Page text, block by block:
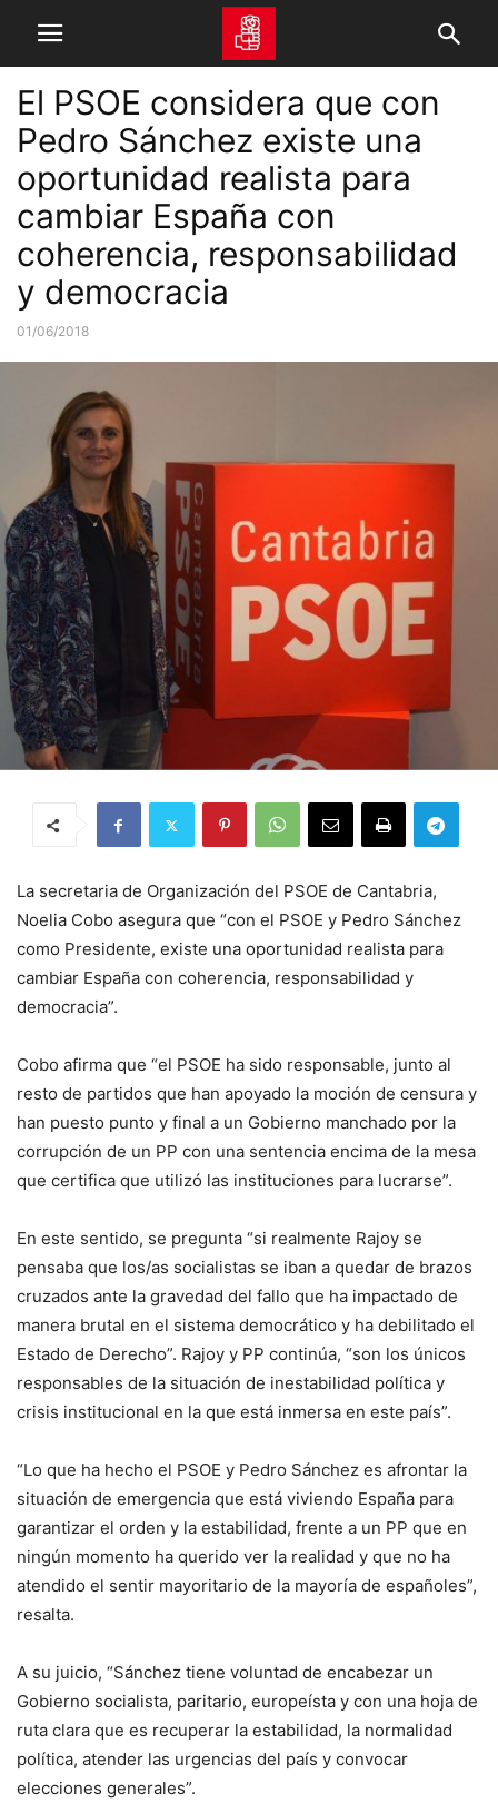
El PSOE considera que con
Pedro Sánchez existe una
oportunidad realista para
cambiar España con
coherencia, responsabilidad
y democracia
01/06/2018
La secretaria de Organización del PSOE de Cantabria,
Noelia Cobo asegura que “con el PSOE y Pedro Sánchez
como Presidente, existe una oportunidad realista para
cambiar España con coherencia, responsabilidad y
democracia”.
Cobo afirma que “el PSOE ha sido responsable, junto al
resto de partidos que han apoyado la moción de censura y
han puesto punto y final a un Gobierno manchado por la
corrupción de un PP con una sentencia encima de la mesa
que certifica que utilizó las instituciones para lucrarse”.
En este sentido, se pregunta “si realmente Rajoy se
pensaba que los/as socialistas se iban a quedar de brazos
cruzados ante la gravedad del fallo que ha impactado de
manera brutal en el sistema democrático y ha debilitado el
Estado de Derecho”. Rajoy y PP continúa, “son los únicos
responsables de la situación de inestabilidad política y
crisis institucional en la que está inmersa en este país”.
“Lo que ha hecho el PSOE y Pedro Sánchez es afrontar la
situación de emergencia que está viviendo España para
garantizar el orden y la estabilidad, frente a un PP que en
ningún momento ha querido ver la realidad y que no ha
atendido el sentir mayoritario de la mayoría de españoles”,
resalta.
A su juicio, “Sánchez tiene voluntad de encabezar un
Gobierno socialista, paritario, europeísta y con una hoja de
ruta clara que es recuperar la estabilidad, la normalidad
política, atender las urgencias del país y convocar
elecciones generales”.